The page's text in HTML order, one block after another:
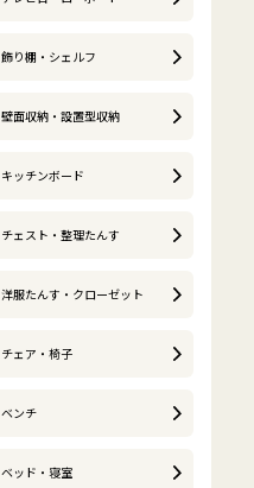
飾り棚・シェルフ
壁面収納・設置型収納
キッチンボード
チェスト・整理たんす
洋服たんす・クローゼット
チェア・椅子
ベンチ
ベッド・寝室